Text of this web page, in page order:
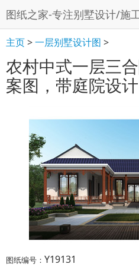
图纸之家-专注别墅设计/施
主页>一层别墅设计图 >
农村中式一层三
案图，带庭院设计
图纸编号： Y19131